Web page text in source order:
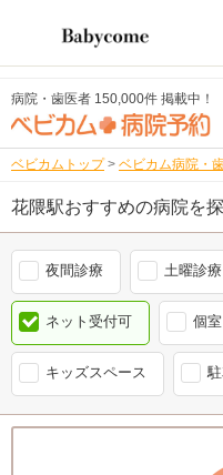
病院・歯医者 150,000件 掲載中！
ベビカムトップ > ベビカム病院・
花隈駅おすすめの病院を
夜間診療 土曜診療
ネット受付可 個室
キッズスペース